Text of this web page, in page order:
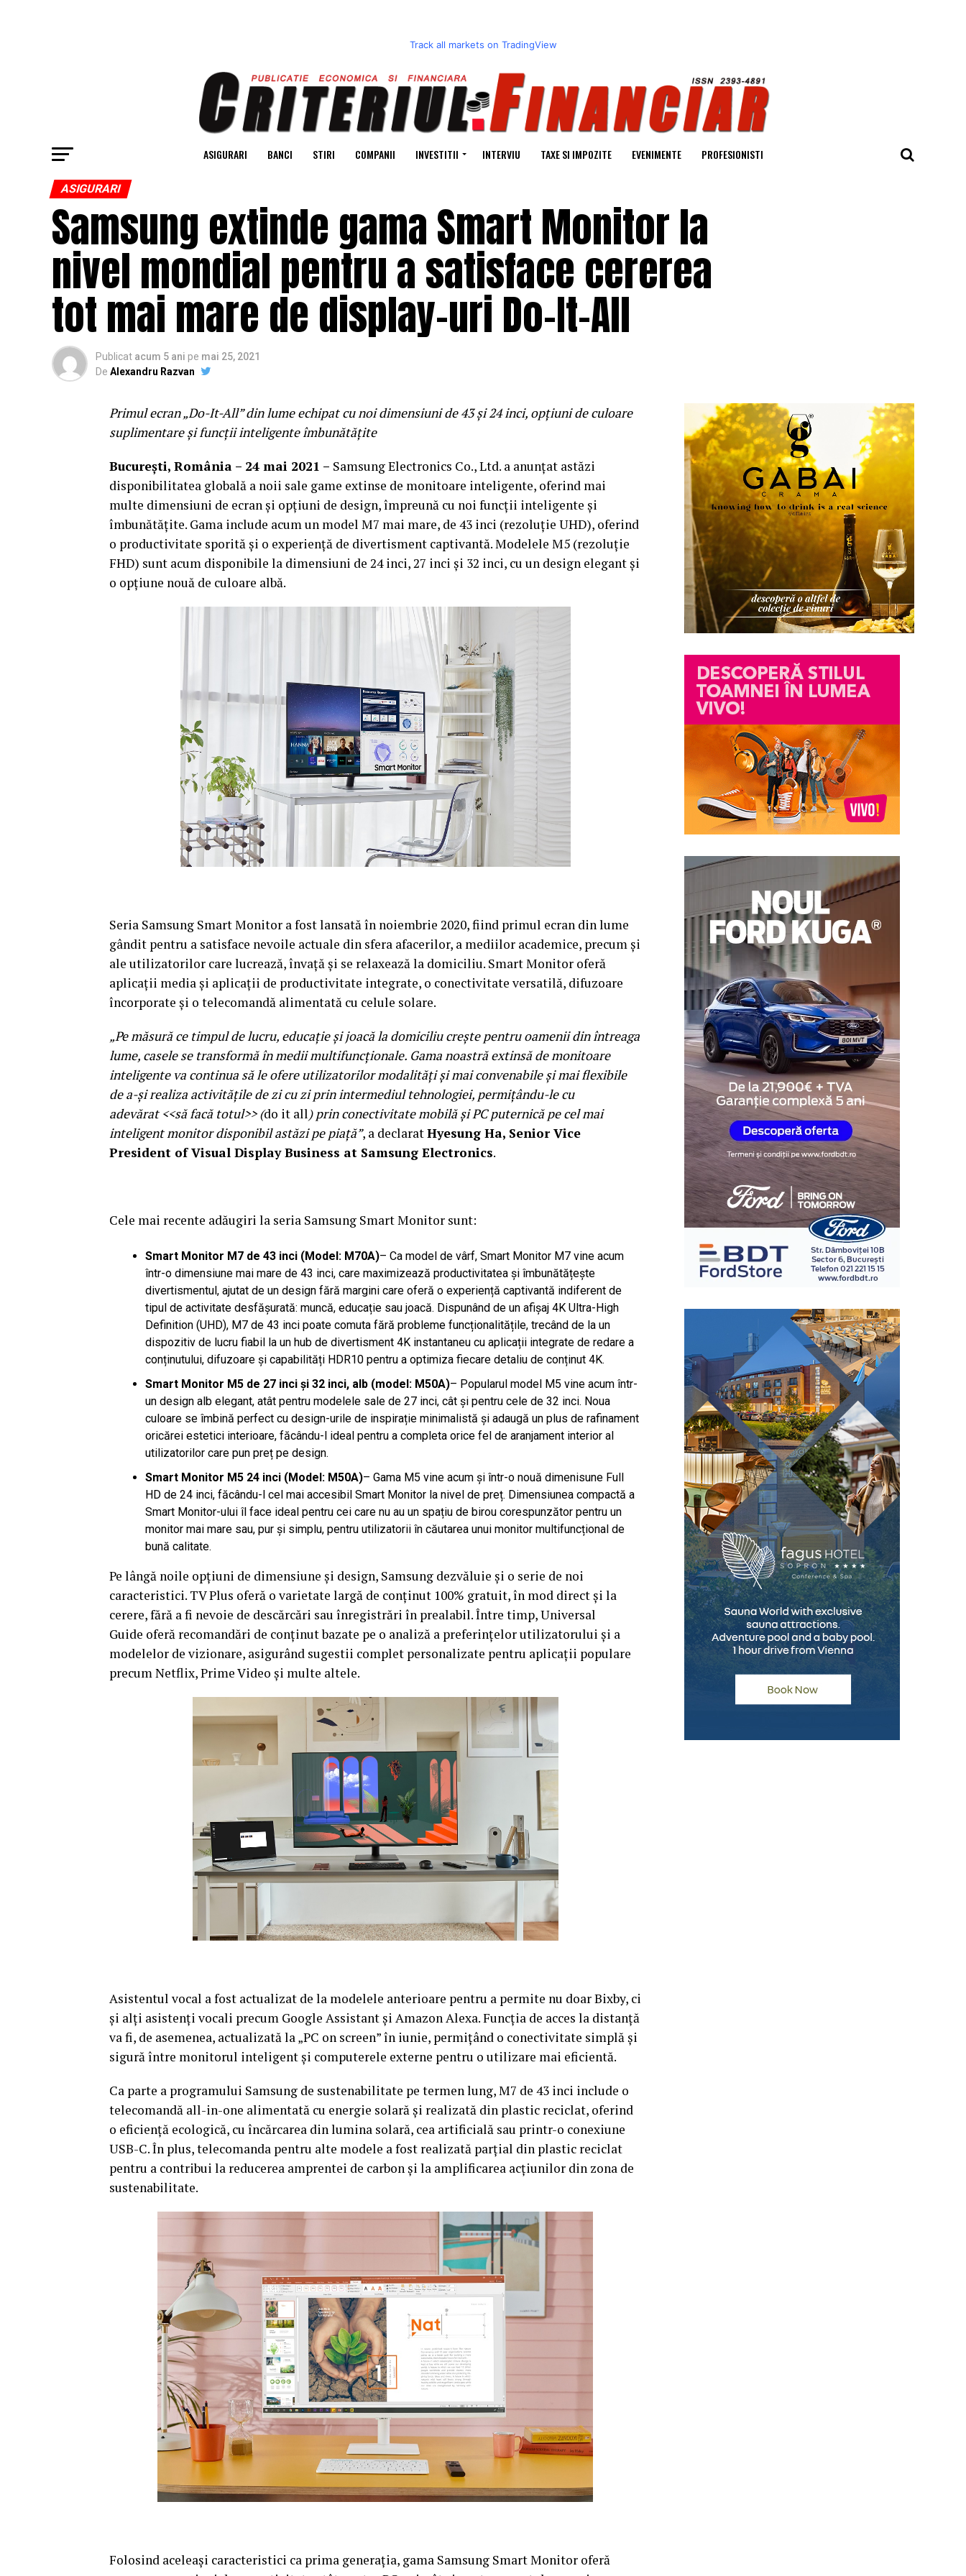
Track all markets on TradingView
ASIGURARI BANCI STIRI COMPANII INVESTITII INTERVIU TAXE SI IMPOZITE EVENIMENTE PROFESIONISTI
ASIGURARI
Samsung extinde gama Smart Monitor la
nivel mondial pentru a satisface cererea
tot mai mare de display-uri Do-It-All
Publicat acum 5 ani pe mai 25, 2021
De Alexandru Razvan
Primul ecran „Do-It-All” din lume echipat cu noi dimensiuni de 43 și 24 inci, opțiuni de culoare
suplimentare și funcții inteligente îmbunătățite
București, România – 24 mai 2021 – Samsung Electronics Co., Ltd. a anunțat astăzi
disponibilitatea globală a noii sale game extinse de monitoare inteligente, oferind mai
multe dimensiuni de ecran și opțiuni de design, împreună cu noi funcții inteligente și
îmbunătățite. Gama include acum un model M7 mai mare, de 43 inci (rezoluție UHD), oferind
o productivitate sporită și o experiență de divertisment captivantă. Modelele M5 (rezoluție
FHD) sunt acum disponibile la dimensiuni de 24 inci, 27 inci și 32 inci, cu un design elegant și
o opțiune nouă de culoare albă.
Seria Samsung Smart Monitor a fost lansată în noiembrie 2020, fiind primul ecran din lume
gândit pentru a satisface nevoile actuale din sfera afacerilor, a mediilor academice, precum și
ale utilizatorilor care lucrează, învață și se relaxează la domiciliu. Smart Monitor oferă
aplicații media și aplicații de productivitate integrate, o conectivitate versatilă, difuzoare
încorporate și o telecomandă alimentată cu celule solare.
„Pe măsură ce timpul de lucru, educație și joacă la domiciliu crește pentru oamenii din întreaga
lume, casele se transformă în medii multifuncționale. Gama noastră extinsă de monitoare
inteligente va continua să le ofere utilizatorilor modalități și mai convenabile și mai flexibile
de a-și realiza activitățile de zi cu zi prin intermediul tehnologiei, permițându-le cu
adevărat <<să facă totul>> (do it all) prin conectivitate mobilă și PC puternică pe cel mai
inteligent monitor disponibil astăzi pe piață”, a declaratHyesung Ha, Senior Vice
President of Visual Display Business at Samsung Electronics.
Cele mai recente adăugiri la seria Samsung Smart Monitor sunt:
Smart Monitor M7 de 43 inci (Model: M70A)– Ca model de vârf, Smart Monitor M7 vine acum
într-o dimensiune mai mare de 43 inci, care maximizează productivitatea și îmbunătățește
divertismentul, ajutat de un design fără margini care oferă o experiență captivantă indiferent de
tipul de activitate desfășurată: muncă, educație sau joacă. Dispunând de un afișaj 4K Ultra-High
Definition (UHD), M7 de 43 inci poate comuta fără probleme funcționalitățile, trecând de la un
dispozitiv de lucru fiabil la un hub de divertisment 4K instantaneu cu aplicații integrate de redare a
conținutului, difuzoare și capabilități HDR10 pentru a optimiza fiecare detaliu de conținut 4K.
Smart Monitor M5 de 27 inci și 32 inci, alb (model: M50A)– Popularul model M5 vine acum într-
un design alb elegant, atât pentru modelele sale de 27 inci, cât și pentru cele de 32 inci. Noua
culoare se îmbină perfect cu design-urile de inspirație minimalistă și adaugă un plus de rafinament
oricărei estetici interioare, făcându-l ideal pentru a completa orice fel de aranjament interior al
utilizatorilor care pun preț pe design.
Smart Monitor M5 24 inci (Model: M50A)– Gama M5 vine acum și într-o nouă dimenisune Full
HD de 24 inci, făcându-l cel mai accesibil Smart Monitor la nivel de preț. Dimensiunea compactă a
Smart Monitor-ului îl face ideal pentru cei care nu au un spațiu de birou corespunzător pentru un
monitor mai mare sau, pur și simplu, pentru utilizatorii în căutarea unui monitor multifuncțional de
bună calitate.
Pe lângă noile opțiuni de dimensiune și design, Samsung dezvăluie și o serie de noi
caracteristici. TV Plus oferă o varietate largă de conținut 100% gratuit, în mod direct și la
cerere, fără a fi nevoie de descărcări sau înregistrări în prealabil. Între timp, Universal
Guide oferă recomandări de conținut bazate pe o analiză a preferințelor utilizatorului și a
modelelor de vizionare, asigurând sugestii complet personalizate pentru aplicații populare
precum Netflix, Prime Video și multe altele.
Asistentul vocal a fost actualizat de la modelele anterioare pentru a permite nu doar Bixby, ci
și alți asistenți vocali precum Google Assistant și Amazon Alexa. Funcția de acces la distanță
va fi, de asemenea, actualizată la „PC on screen” în iunie, permițând o conectivitate simplă și
sigură între monitorul inteligent și computerele externe pentru o utilizare mai eficientă.
Ca parte a programului Samsung de sustenabilitate pe termen lung, M7 de 43 inci include o
telecomandă all-in-one alimentată cu energie solară și realizată din plastic reciclat, oferind
o eficiență ecologică, cu încărcarea din lumina solară, cea artificială sau printr-o conexiune
USB-C. În plus, telecomanda pentru alte modele a fost realizată parțial din plastic reciclat
pentru a contribui la reducerea amprentei de carbon și la amplificarea acțiunilor din zona de
sustenabilitate.
Folosind aceleași caracteristici ca prima generația, gama Samsung Smart Monitor oferă